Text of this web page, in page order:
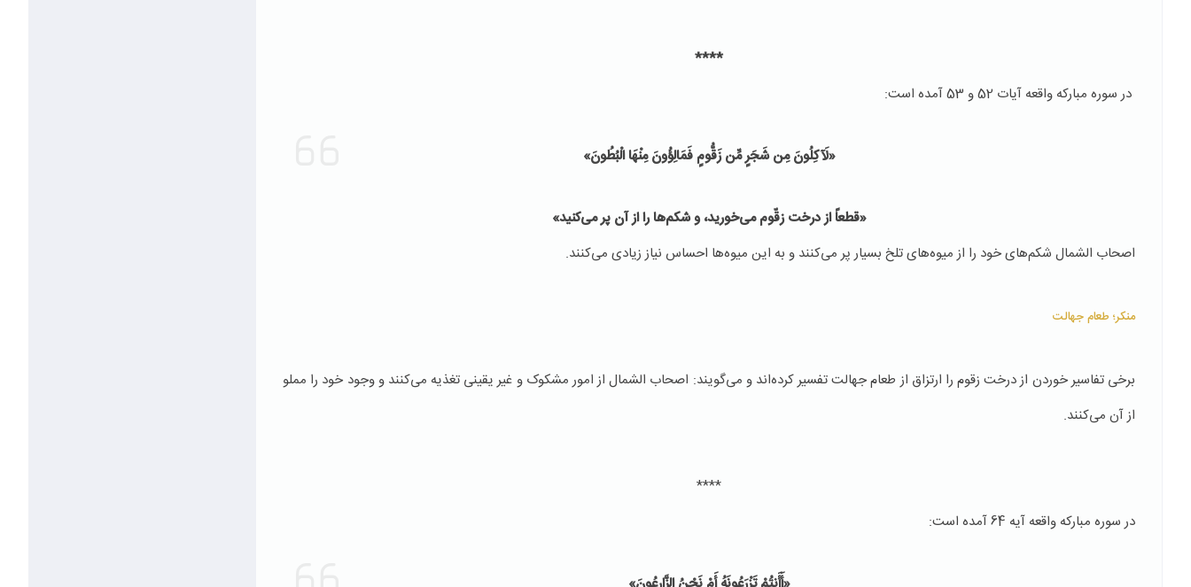
****
در سوره مبارکه واقعه آیات 52 و 53 آمده است:
«لَآكِلُونَ مِن شَجَرٍ مِّن زَقُّومٍ فَمَالِؤُونَ مِنْهَا الْبُطُونَ»
«قطعاً از درخت زقّوم می‌خورید، و شکم‌ها را از آن پر می‌کنید»
اصحاب الشمال شکم‌های خود را از میوه‌های تلخ بسیار پر می‌کنند و به این میوه‌ها احساس نیاز زیادی می‌کنند.
منکر؛ طعام جهالت
برخی تفاسیر خوردن از درخت زقوم را ارتزاق از طعام جهالت تفسیر کرده‌اند و می‌گویند: اصحاب الشمال از امور مشکوک و غیر یقینی تغذیه می‌کنند و وجود خود را مملو
از آن می‌کنند.
****
در سوره مبارکه واقعه آیه 64 آمده است: